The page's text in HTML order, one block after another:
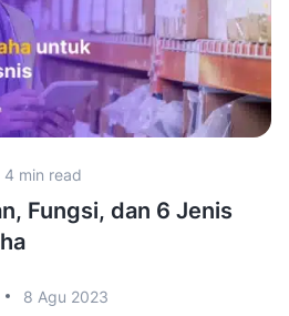
4 min read
Fungsi, dan 6 Jenis
8 Agu 2023